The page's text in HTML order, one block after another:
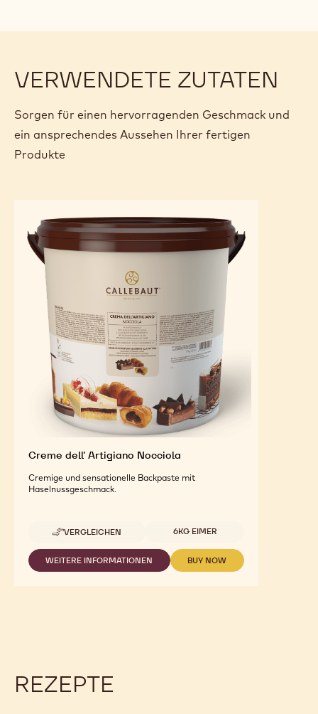
VERWENDETE ZUTATEN
Sorgen für einen hervorragenden Geschmack und
ein ansprechendes Aussehen Ihrer fertigen
Produkte
Creme dell' Artigiano Nocciola
Cremige und sensationelle Backpaste mit
Haselnussgeschmack.
VERGLEICHEN
-
CREME
DELL'
ARTIGIANO
Verfügbare Größen
6KG EIMER
WEITERE INFORMATIONEN
-
BUY NOW
-
REZEPTE